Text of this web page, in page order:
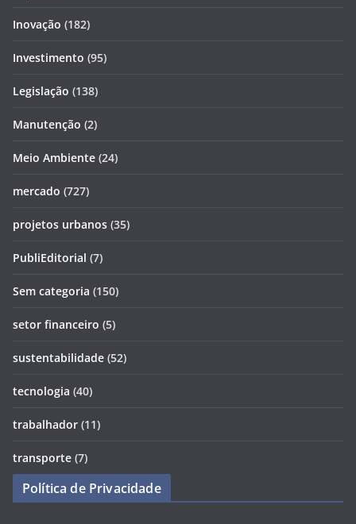
Inovação (182)
Investimento (95)
Legislação (138)
Manutenção (2)
Meio Ambiente (24)
mercado (727)
projetos urbanos (35)
PubliEditorial (7)
Sem categoria (150)
setor financeiro (5)
sustentabilidade (52)
tecnologia (40)
trabalhador (11)
transporte (7)
Política de Privacidade